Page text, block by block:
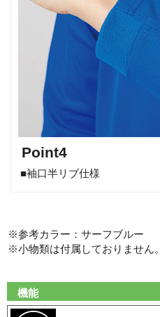
Point4
■袖口半リブ仕様
※参考カラー：サーフブルー
※小物類は付属しておりません。
機能